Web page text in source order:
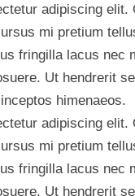
adipiscing
mi pretium
fringilla lacus nec
Ut hendrerit
himenaeos.
adipiscing
mi pretium
fringilla lacus nec
Ut hendrerit